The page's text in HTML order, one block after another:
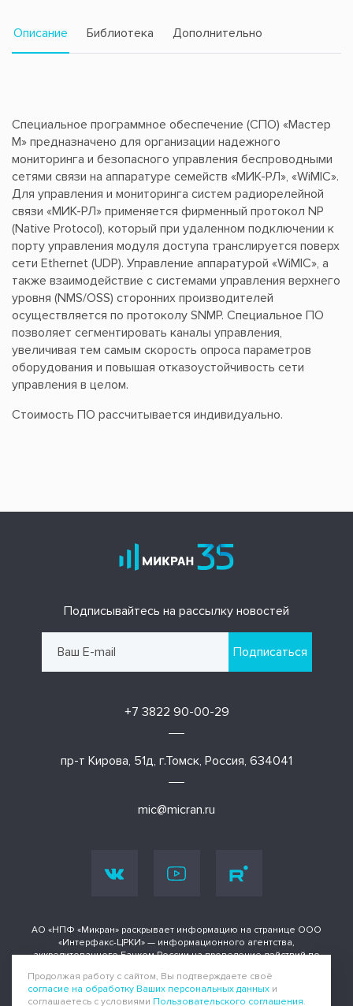
Описание Библиотека Дополнительно
Специальное программное обеспечение (СПО) «Мастер
М» предназначено для организации надежного
мониторинга и безопасного управления беспроводными
сетями связи на аппаратуре семейств «МИК-РЛ», «WiMIC».
Для управления и мониторинга систем радиорелейной
связи «МИК-РЛ» применяется фирменный протокол NP
(Native Protocol), который при удаленном подключении к
порту управления модуля доступа транслируется поверх
сети Ethernet (UDP). Управление аппаратурой «WiMIC», а
также взаимодействие с системами управления верхнего
уровня (NMS/OSS) сторонних производителей
осуществляется по протоколу SNMP. Специальное ПО
позволяет сегментировать каналы управления,
увеличивая тем самым скорость опроса параметров
оборудования и повышая отказоустойчивость сети
управления в целом.
Стоимость ПО рассчитывается индивидуально.
Подписывайтесь на рассылку новостей
Подписаться
+7 3822 90-00-29
mic@micran.ru
пр-т Кирова, 51д, г.Томск, Россия, 634041
АО «НПФ «Микран» раскрывает информацию на странице ООО
«Интерфакс-ЦРКИ» — информационного агентства,
аккредитованного Банком России на проведение действий по
инструментах.
Продолжая работу с сайтом, Вы подтверждаете своё
согласие на обработку Ваших персональных данных и
соглашаетесь с условиями Пользовательского соглашения.